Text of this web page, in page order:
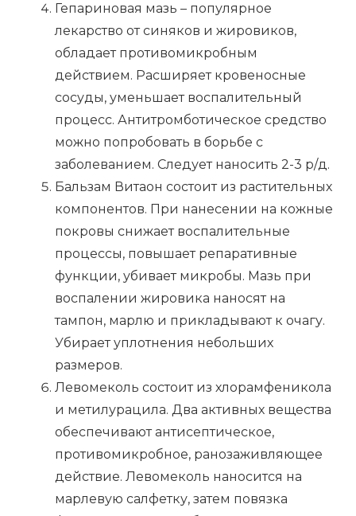
Гепариновая мазь – популярное
лекарство от синяков и жировиков,
обладает противомикробным
действием. Расширяет кровеносные
сосуды, уменьшает воспалительный
процесс. Антитромботическое средство
можно попробовать в борьбе с
заболеванием. Следует наносить 2-3 р/д.
Бальзам Витаон состоит из растительных
компонентов. При нанесении на кожные
покровы снижает воспалительные
процессы, повышает репаративные
функции, убивает микробы. Мазь при
воспалении жировика наносят на
тампон, марлю и прикладывают к очагу.
Убирает уплотнения небольших
размеров.
Левомеколь состоит из хлорамфеникола
и метилурацила. Два активных вещества
обеспечивают антисептическое,
противомикробное, ранозаживляющее
действие. Левомеколь наносится на
марлевую салфетку, затем повязка